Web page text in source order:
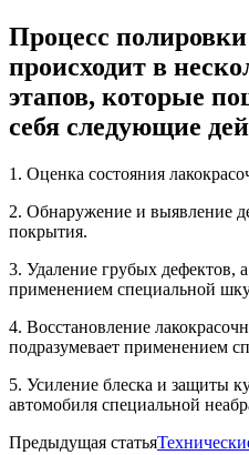
Процесс
происходит в
этапов, которые
себя следующие
1. Оценка состояния
2. Обнаружение и выявление
покрытия.
3. Удаление грубых дефектов,
применением специальной
4. Восстановление
подразумевает применением
5. Усиление блеска и защиты
автомобиля специальной
Предыдущая статья